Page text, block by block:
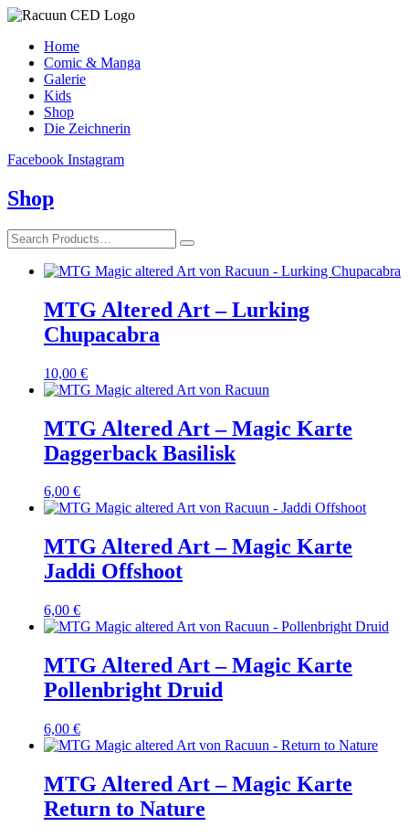
Home
Comic & Manga
Galerie
Kids
Shop
Die Zeichnerin
Facebook Instagram
Shop
MTG Altered Art – Lurking
Chupacabra
10,00 €
MTG Altered Art – Magic Karte
Daggerback Basilisk
6,00 €
MTG Altered Art – Magic Karte
Jaddi Offshoot
6,00 €
MTG Altered Art – Magic Karte
Pollenbright Druid
6,00 €
MTG Altered Art – Magic Karte
Return to Nature